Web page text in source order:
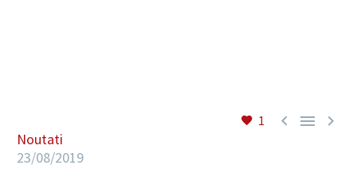
1   
Noutati
23/08/2019